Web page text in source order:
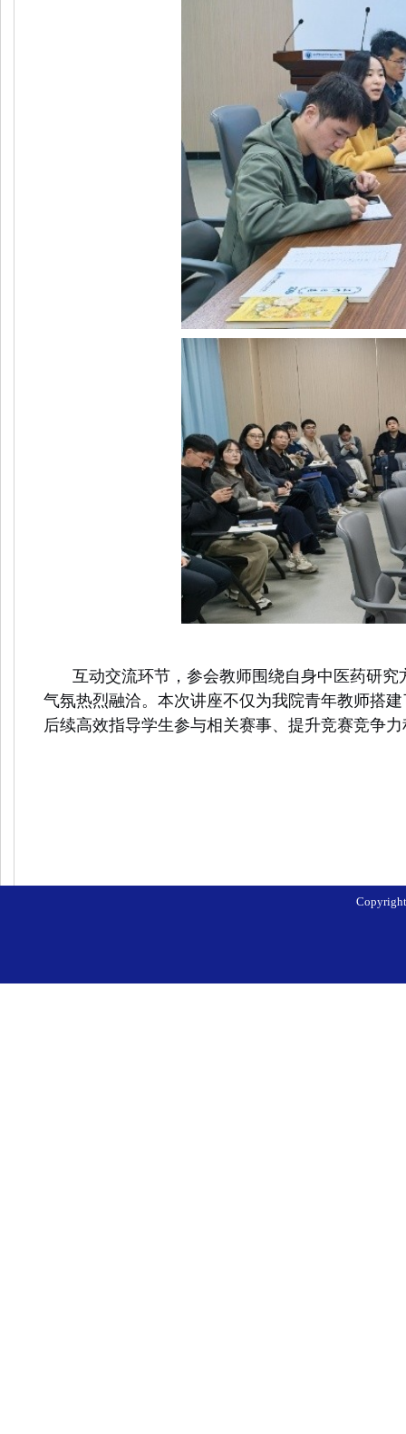
互动交流环节，参会教师围绕自身中医药研
气氛热烈融洽。本次讲座不仅为我院青年教师搭
后续高效指导学生参与相关赛事、提升竞赛竞争